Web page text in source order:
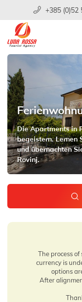
+385 (0)52
Die Apartments in
begeistern. Lernen
und übernachten
Rovinj.
The process
currency is
options
After